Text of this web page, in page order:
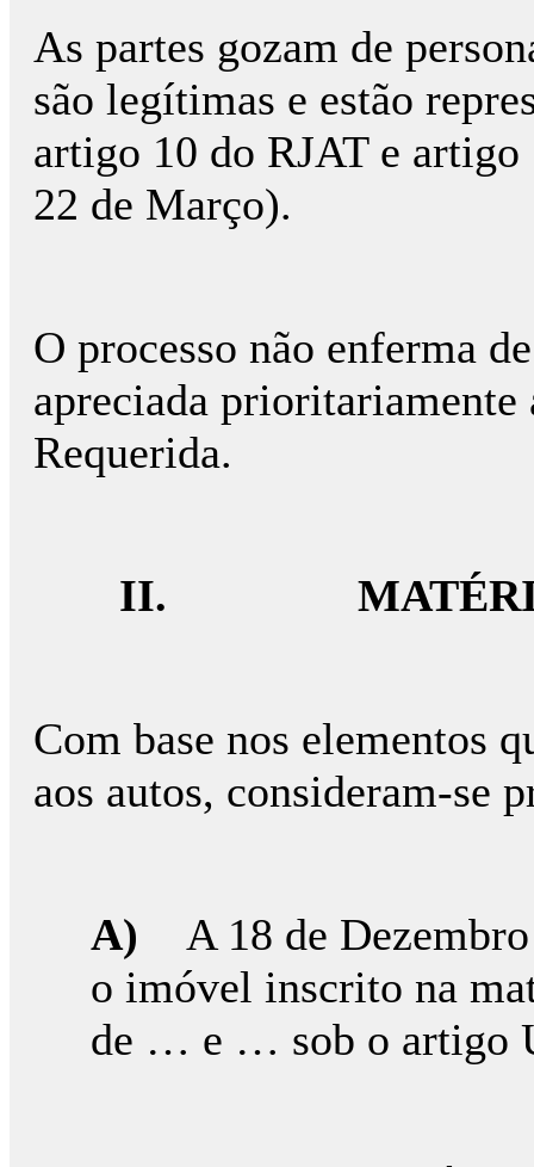
As partes gozam de
são legítimas e estão
artigo 10 do RJAT e artigo
22 de Março).
O processo não enferma
apreciada prioritariamente
Requerida.
II.
Com base nos elementos
aos autos, consideram-se
A) A 18 de
o imóvel inscrito na
de … e … sob o